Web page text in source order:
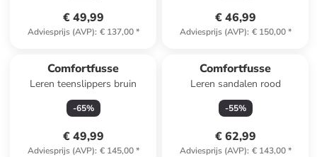
€ 49,99
Adviesprijs (AVP): € 137,00*
€ 46,99
Adviesprijs (AVP): € 150,00*
Comfortfusse
Leren teenslippers bruin
-65%
€ 49,99
Adviesprijs (AVP): € 145,00*
Comfortfusse
Leren sandalen rood
-55%
€ 62,99
Adviesprijs (AVP): € 143,00*